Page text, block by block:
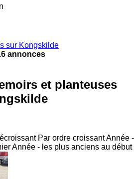
sur Kongskilde
annonces
et planteuses
Par ordre croissantAnnée -
Année - les plus anciens au début